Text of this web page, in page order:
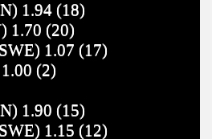
1.94 (18)
1.70 (20)
1.07 (17)
(2)
1.90 (15)
1.15 (12)